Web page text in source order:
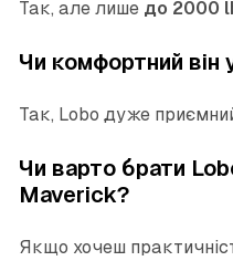
Так, але лише до 2000
Чи комфортний він
Так, Lobo дуже
Чи варто брати
Maverick?
Якщо хочеш